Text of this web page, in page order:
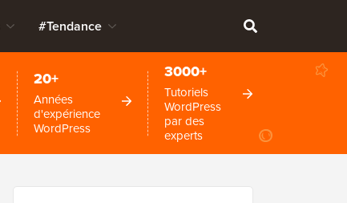
#Tendance
20+
Années
d'expérience
WordPress
3000+
Tutoriels
WordPress
par des
experts